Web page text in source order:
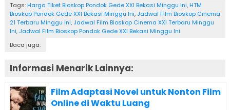
Tags: Harga Tiket Bioskop Pondok Gede XXI Bekasi Minggu Ini, HTM
Bioskop Pondok Gede XXI Bekasi Minggu Ini, Jadwal Film Bioskop Cinema
21 Terbaru Minggu Ini, Jadwal Film Bioskop Cinema XXI Terbaru Minggu
Ini, Jadwal Film Bioskop Pondok Gede XXI Bekasi Minggu Ini
Baca juga:
Informasi Menarik Lainnya:
Film Adaptasi Novel untuk Nonton Film
Online di Waktu Luang